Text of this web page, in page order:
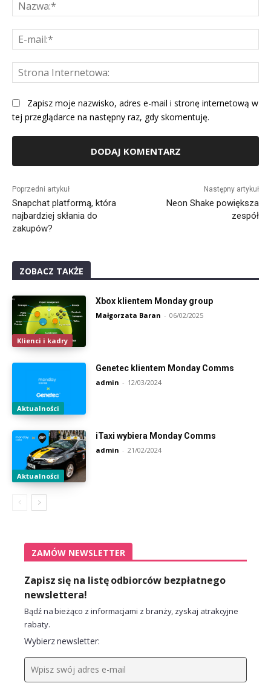
Zapisz moje nazwisko, adres e-mail i stronę internetową w
tej przeglądarce na następny raz, gdy skomentuję.
Poprzedni artykuł
Snapchat platformą, która
najbardziej skłania do
zakupów?
Następny artykuł
Neon Shake powiększa
zespół
ZOBACZ TAKŻE
Klienci i kadry
Xbox klientem Monday group
Małgorzata Baran - 06/02/2025
Aktualności
Genetec klientem Monday Comms
admin - 12/03/2024
Aktualności
iTaxi wybiera Monday Comms
admin - 21/02/2024
ZAMÓW NEWSLETTER
Zapisz się na listę odbiorców bezpłatnego
newslettera!
Bądź na bieżąco z informacjami z branży, zyskaj atrakcyjne
rabaty.
Wybierz newsletter: